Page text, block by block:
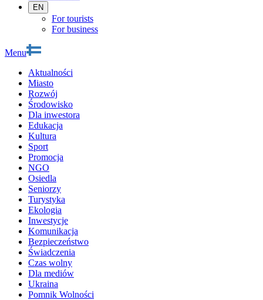
EN
For tourists
For business
Menu
Aktualności
Miasto
Rozwój
Środowisko
Dla inwestora
Edukacja
Kultura
Sport
Promocja
NGO
Osiedla
Seniorzy
Turystyka
Ekologia
Inwestycje
Komunikacja
Bezpieczeństwo
Świadczenia
Czas wolny
Dla mediów
Ukraina
Pomnik Wolności